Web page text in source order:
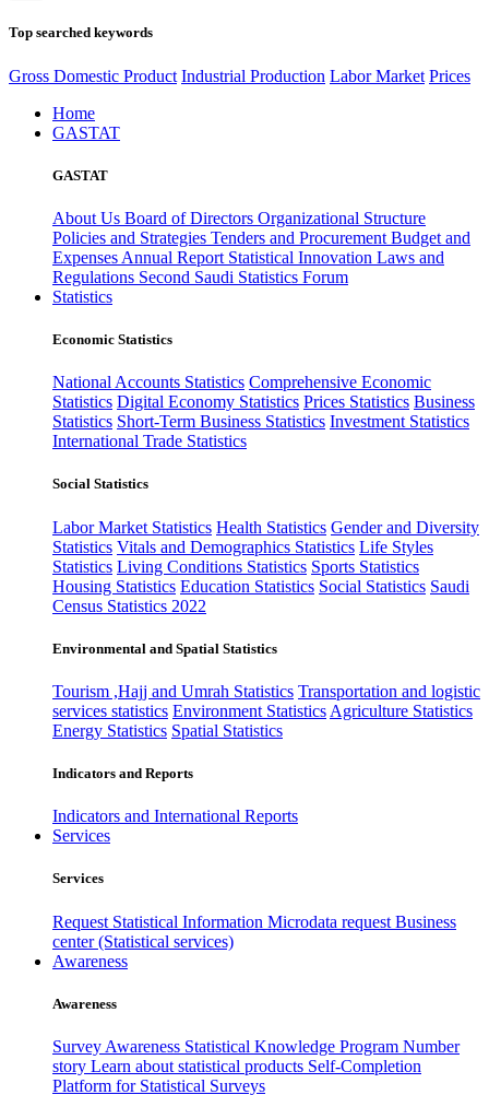
Top searched keywords
Gross Domestic Product Industrial Production Labor Market Prices
Home
GASTAT
GASTAT
About Us Board of Directors Organizational Structure
Policies and Strategies Tenders and Procurement Budget and
Expenses Annual Report Statistical Innovation Laws and
Regulations Second Saudi Statistics Forum
Statistics
Economic Statistics
National Accounts Statistics Comprehensive Economic
Statistics Digital Economy Statistics Prices Statistics Business
Statistics Short-Term Business Statistics Investment Statistics
International Trade Statistics
Social Statistics
Labor Market Statistics Health Statistics Gender and Diversity
Statistics Vitals and Demographics Statistics Life Styles
Statistics Living Conditions Statistics Sports Statistics
Housing Statistics Education Statistics Social Statistics Saudi
Census Statistics 2022
Environmental and Spatial Statistics
Tourism ,Hajj and Umrah Statistics Transportation and logistic
services statistics Environment Statistics Agriculture Statistics
Energy Statistics Spatial Statistics
Indicators and Reports
Indicators and International Reports
Services
Services
Request Statistical Information Microdata request Business
center (Statistical services)
Awareness
Awareness
Survey Awareness Statistical Knowledge Program Number
story Learn about statistical products Self-Completion
Platform for Statistical Surveys